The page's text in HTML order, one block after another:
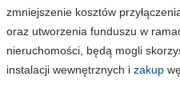
zmniejszenie kosztów
oraz utworzenia funduszu w
nieruchomości, będą mogli
instalacji wewnętrznych i zakup